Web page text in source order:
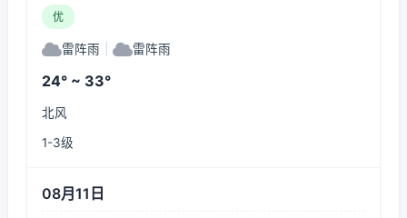
优
雷阵雨 雷阵雨
24° ~ 33°
北风
1-3级
08月11日